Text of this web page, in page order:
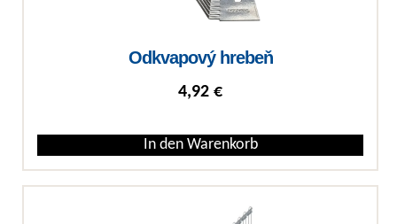
Odkvapový hrebeň
4,92 €
In den Warenkorb